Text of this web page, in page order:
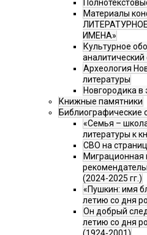
Материалы
ИМЕНА»
Культурное
аналитический
Археология
литературы
Новгородика
Книжные памятники
Библиографические
«Семья –
литературы к
СВО на
Миграционная
(2024-2025 гг.)
«Пушкин: имя
летию со дня
Он добрый
летию со дня